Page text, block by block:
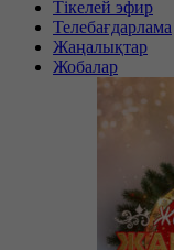
Тікелей эфир
Телебағдарлама
Жаңалықтар
Жобалар